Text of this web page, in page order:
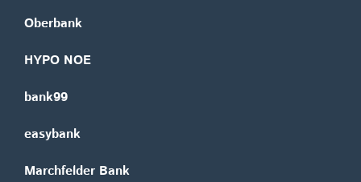
Oberbank
HYPO NOE
bank99
easybank
Marchfelder Bank